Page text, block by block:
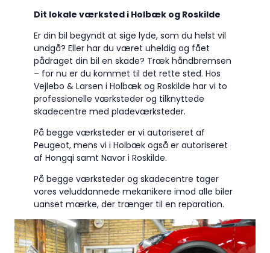
Dit lokale værksted i Holbæk og Roskilde
Er din bil begyndt at sige lyde, som du helst vil
undgå? Eller har du været uheldig og fået
pådraget din bil en skade? Træk håndbremsen
– for nu er du kommet til det rette sted. Hos
Vejlebo & Larsen i Holbæk og Roskilde har vi to
professionelle værksteder og tilknyttede
skadecentre med pladeværksteder.
På begge værksteder er vi autoriseret af
Peugeot, mens vi i Holbæk også er autoriseret
af Hongqi samt Navor i Roskilde.
På begge værksteder og skadecentre tager
vores veluddannede mekanikere imod alle biler
uanset mærke, der trænger til en reparation.